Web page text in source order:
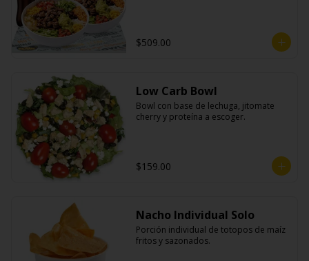
$509.00
Low Carb Bowl
Bowl con base de lechuga, jitomate
cherry y proteína a escoger.
$159.00
Nacho Individual Solo
Porción individual de totopos de maíz
fritos y sazonados.